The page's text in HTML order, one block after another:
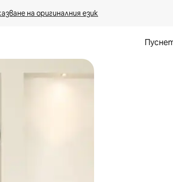
на оригиналния език